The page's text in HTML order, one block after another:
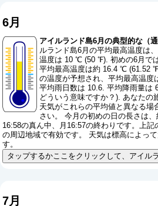
6月
アイルランド島6月の典型的な（
ルランド島6月の平均最高温度は
温度は 10 ℃ (50 ℉). 初めの6月で
平均最高温度は約 16.4 ℃ (61.52
の温度が予想され、平均最高温
平均雨日数は 10.6. 平均降雨量は
どういう意味ですか？). あなたの
天気がこれらの平均値と異なる場
さい。 今月の初めの日の長さは
16:58の真ん中、月16:57の終わりです。上
の周辺地域で有効です。 天気は標高によっ
す。
タップするかここをクリックして、アイル
7月